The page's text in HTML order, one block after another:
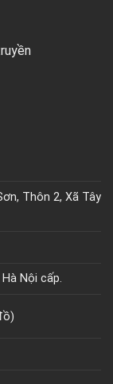
Thôn 2, Xã Tây
Nội cấp.